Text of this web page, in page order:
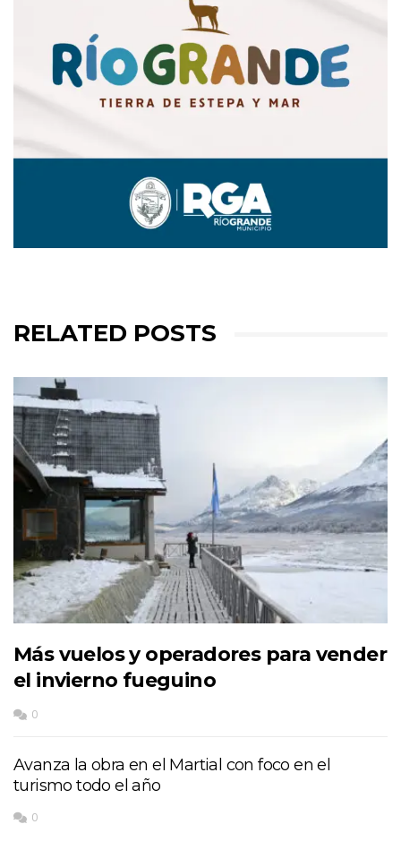
RELATED POSTS
Más vuelos y operadores para vender
el invierno fueguino
0
Avanza la obra en el Martial con foco en el
turismo todo el año
0